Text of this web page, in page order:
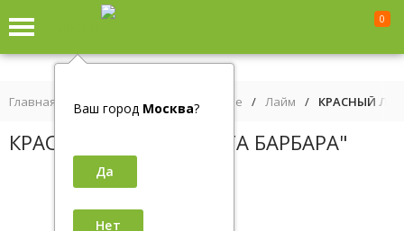
Ваш город Москва?
0
Главная Цитрусовые и экзотические / Лайм / КРАСНЫЙ
КРАСНЫЙ ЛАЙМ "САНТА БАРБАРА"